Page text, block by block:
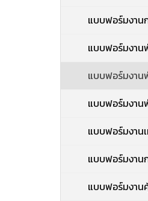
แบบฟอร์มงาน
แบบฟอร์มงาน
แบบฟอร์มงาน
แบบฟอร์มงา
แบบฟอร์มงาน
แบบฟอร์มงาน
แบบฟอร์มงาน